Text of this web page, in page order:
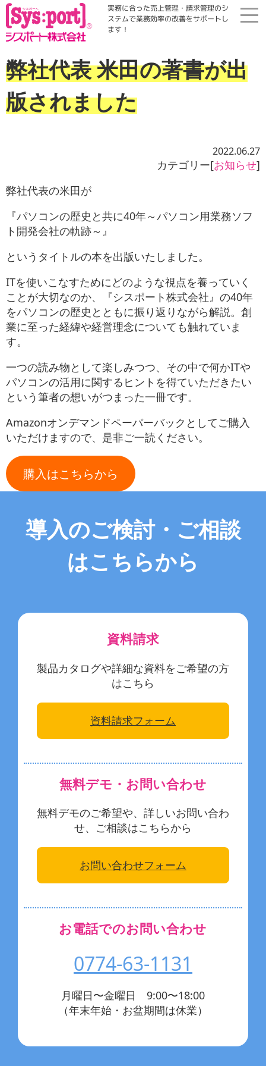
実務に合った売上管理・請求管理のシ
ステムで業務効率の改善をサポートし
ます！
コラム・Qinfo
お問い合わせ
弊社代表 米田の著書が出
版されました
2022.06.27
カテゴリー[お知らせ]
弊社代表の米田が
『パソコンの歴史と共に40年～パソコン用業務ソフ
ト開発会社の軌跡～』
というタイトルの本を出版いたしました。
ITを使いこなすためにどのような視点を養っていく
ことが大切なのか、『シスポート株式会社』の40年
をパソコンの歴史とともに振り返りながら解説。創
業に至った経緯や経営理念についても触れていま
す。
一つの読み物として楽しみつつ、その中で何かITや
パソコンの活用に関するヒントを得ていただきたい
という筆者の想いがつまった一冊です。
Amazonオンデマンドペーパーバックとしてご購入
いただけますので、是非ご一読ください。
購入はこちらから
導入のご検討・ご相談
はこちらから
資料請求
製品カタログや詳細な資料をご希望の方
はこちら
資料請求フォーム
無料デモ・お問い合わせ
無料デモのご希望や、詳しいお問い合わ
せ、ご相談はこちらから
お問い合わせフォーム
お電話でのお問い合わせ
0774-63-1131
月曜日〜金曜日 9:00〜18:00
（年末年始・お盆期間は休業）